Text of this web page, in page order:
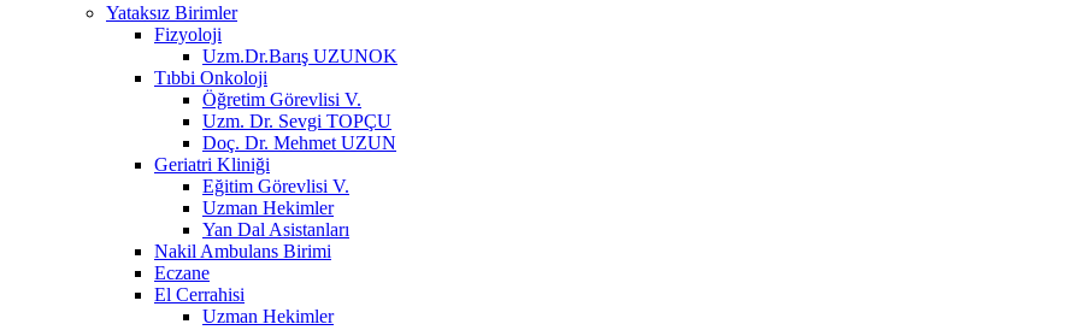
Yataksız Birimler
Fizyoloji
Uzm.Dr.Barış UZUNOK
Tıbbi Onkoloji
Öğretim Görevlisi V.
Uzm. Dr. Sevgi TOPÇU
Doç. Dr. Mehmet UZUN
Geriatri Kliniği
Eğitim Görevlisi V.
Uzman Hekimler
Yan Dal Asistanları
Nakil Ambulans Birimi
Eczane
El Cerrahisi
Uzman Hekimler